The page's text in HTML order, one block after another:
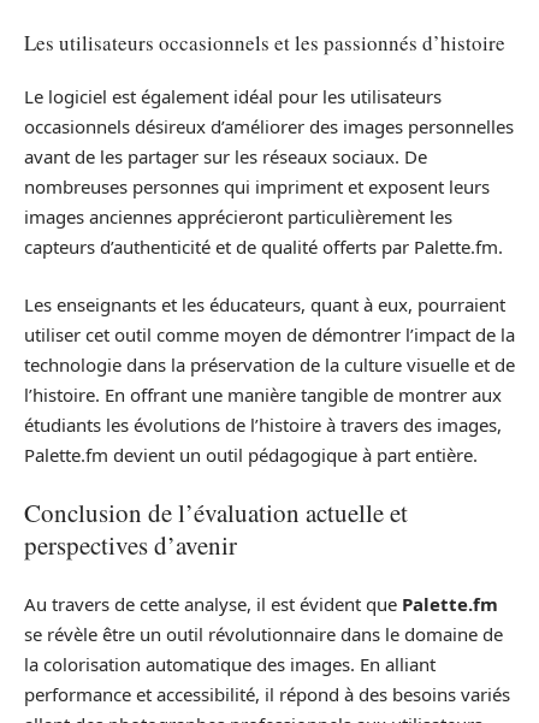
Les utilisateurs occasionnels et les passionnés d’histoire
Le logiciel est également idéal pour les utilisateurs
occasionnels désireux d’améliorer des images personnelles
avant de les partager sur les réseaux sociaux. De
nombreuses personnes qui impriment et exposent leurs
images anciennes apprécieront particulièrement les
capteurs d’authenticité et de qualité offerts par Palette.fm.
Les enseignants et les éducateurs, quant à eux, pourraient
utiliser cet outil comme moyen de démontrer l’impact de la
technologie dans la préservation de la culture visuelle et de
l’histoire. En offrant une manière tangible de montrer aux
étudiants les évolutions de l’histoire à travers des images,
Palette.fm devient un outil pédagogique à part entière.
Conclusion de l’évaluation actuelle et
perspectives d’avenir
Au travers de cette analyse, il est évident que Palette.fm
se révèle être un outil révolutionnaire dans le domaine de
la colorisation automatique des images. En alliant
performance et accessibilité, il répond à des besoins variés